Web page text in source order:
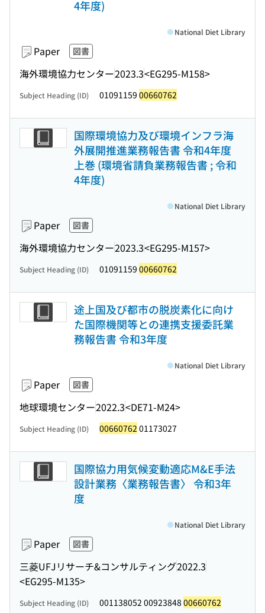
4年度)
Paper 図書
海外環境協力センター2023.3<EG295-M158>
National Diet Library
Subject Heading (ID) 01091159 00660762
国際環境協力及び環境インフラ海
外展開推進業務報告書 令和4年度
上巻 (環境省請負業務報告書 ; 令和
4年度)
Paper 図書
海外環境協力センター2023.3<EG295-M157>
National Diet Library
Subject Heading (ID) 01091159 00660762
途上国及び都市の脱炭素化に向け
た国際機関等との連携支援委託業
務報告書 令和3年度
Paper 図書
地球環境センター2022.3<DE71-M24>
National Diet Library
Subject Heading (ID) 00660762 01173027
国際協力用気候変動適応M&E手法
設計業務〈業務報告書〉 令和3年
度
Paper 図書
三菱UFJリサーチ&コンサルティング2022.3
<EG295-M135>
National Diet Library
Subject Heading (ID) 001138052 00923848 00660762